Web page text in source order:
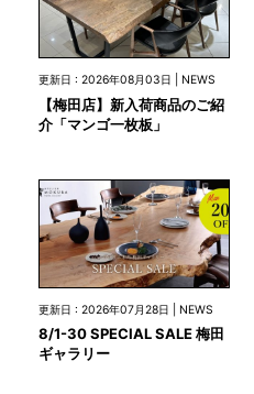
更新日 : 2026年08月03日 | NEWS
【梅田店】新入荷商品のご紹
介「マンゴ一枚板」
更新日 : 2026年07月28日 | NEWS
8/1-30 SPECIAL SALE 梅田
ギャラリー